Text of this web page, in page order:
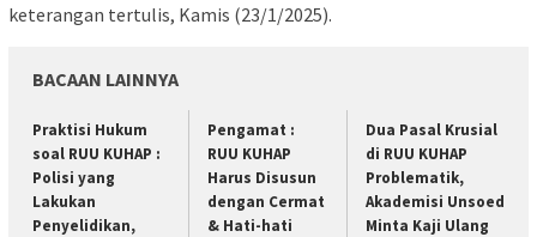
keterangan tertulis, Kamis (23/1/2025).
BACAAN LAINNYA
Praktisi Hukum
soal RUU KUHAP :
Polisi yang
Lakukan
Penyelidikan,
Pengamat :
RUU KUHAP
Harus Disusun
dengan Cermat
& Hati-hati
Dua Pasal Krusial
di RUU KUHAP
Problematik,
Akademisi Unsoed
Minta Kaji Ulang